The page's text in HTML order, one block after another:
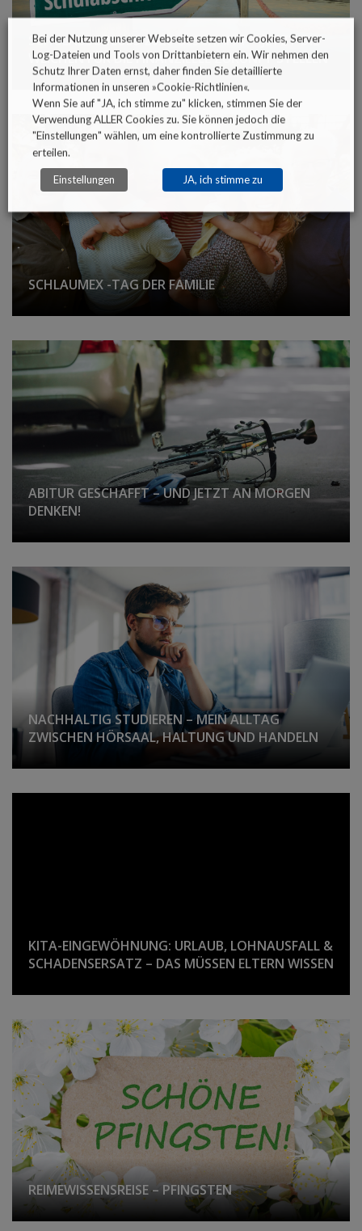
SCHULABSCHLUSS 2026 GESCHAFFT – JETZT DIE
WEICHEN FÜR DIE FINANZIELLE ZUKUNFT STELLEN
SCHLAUMEX -TAG DER FAMILIE
ABITUR GESCHAFFT – UND JETZT AN MORGEN
DENKEN!
NACHHALTIG STUDIEREN – MEIN ALLTAG
ZWISCHEN HÖRSAAL, HALTUNG UND HANDELN
KITA-EINGEWÖHNUNG: URLAUB, LOHNAUSFALL &
SCHADENSERSATZ – DAS MÜSSEN ELTERN WISSEN
REIMEWISSENSREISE – PFINGSTEN
Bei der Nutzung unserer Webseite setzen wir Cookies, Server-
Log-Dateien und Tools von Drittanbietern ein. Wir nehmen den
Schutz Ihrer Daten ernst, daher finden Sie detaillierte
Informationen in unseren »Cookie-Richtlinien«.
Wenn Sie auf "JA, ich stimme zu" klicken, stimmen Sie der
Verwendung ALLER Cookies zu. Sie können jedoch die
"Einstellungen" wählen, um eine kontrollierte Zustimmung zu
erteilen.
Einstellungen JA, ich stimme zu